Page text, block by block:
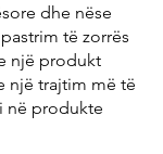
dhe nëse
të zorrës
një produkt
një trajtim më të
në produkte